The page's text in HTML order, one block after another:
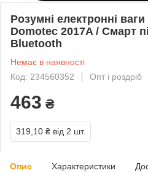
Розумні електронні
Domotec 2017A / Смарт
Bluetooth
Немає в наявності
Код: 234560352
Опт і роздріб
463 ₴
319,10 ₴ від 2 шт.
Опис Характеристики